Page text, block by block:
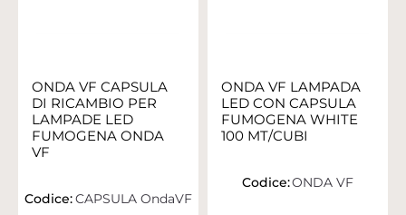
ONDA VF CAPSULA
DI RICAMBIO PER
LAMPADE LED
FUMOGENA ONDA
VF
Codice:CAPSULA OndaVF
ONDA VF LAMPADA
LED CON CAPSULA
FUMOGENA WHITE
100 MT/CUBI
Codice:ONDA VF